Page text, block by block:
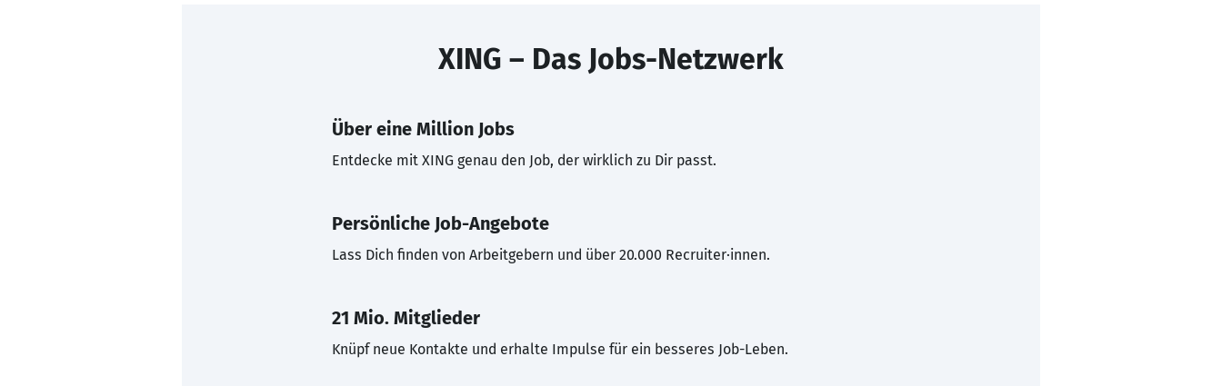
XING – Das Jobs-Netzwerk
Über eine Million Jobs
Entdecke mit XING genau den Job, der wirklich zu Dir passt.
Persönliche Job-Angebote
Lass Dich finden von Arbeitgebern und über 20.000 Recruiter·innen.
21 Mio. Mitglieder
Knüpf neue Kontakte und erhalte Impulse für ein besseres Job-Leben.